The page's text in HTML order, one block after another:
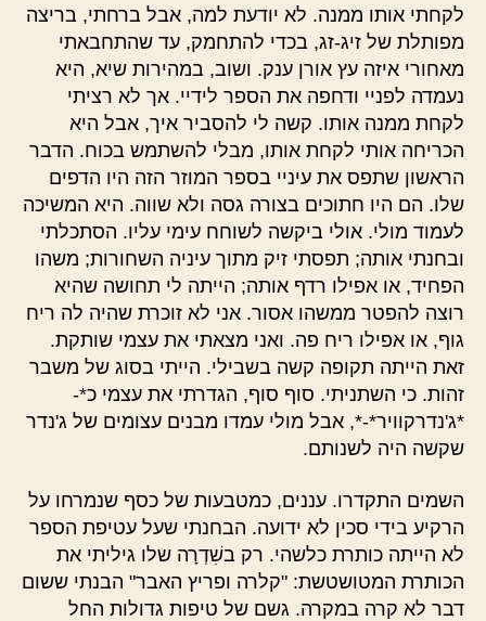
לקחתי אותו ממנה. לא יודעת למה, אבל ברחתי, בריצה
מפותלת של זיג-זג, בכדי להתחמק, עד שהתחבאתי
מאחורי איזה עץ אורן ענק. ושוב, במהירות שיא, היא
נעמדה לפניי ודחפה את הספר לידיי. אך לא רציתי
לקחת ממנה אותו. קשה לי להסביר איך, אבל היא
הכריחה אותי לקחת אותו, מבלי להשתמש בכוח. הדבר
הראשון שתפס את עיניי בספר המוזר הזה היו הדפים
שלו. הם היו חתוכים בצורה גסה ולא שווה. היא המשיכה
לעמוד מולי. אולי ביקשה לשוחח עימי עליו. הסתכלתי
ובחנתי אותה; תפסתי זיק מתוך עיניה השחורות; משהו
הפחיד, או אפילו רדף אותה; הייתה לי תחושה שהיא
רוצה להפטר ממשהו אסור. אני לא זוכרת שהיה לה ריח
גוף, או אפילו ריח פה. ואני מצאתי את עצמי שותקת.
זאת הייתה תקופה קשה בשבילי. הייתי בסוג של משבר
זהות. כי השתניתי. סוף סוף, הגדרתי את עצמי כ*-
*ג'נדרקוויר*-*, אבל מולי עמדו מבנים עצומים של ג'נדר
שקשה היה לשנותם.
השמים התקדרו. עננים, כמטבעות של כסף שנמרחו על
הרקיע בידי סכין לא ידועה. הבחנתי שעל עטיפת הספר
לא הייתה כותרת כלשהי. רק בשִׁדְרָה שלו גיליתי את
הכותרת המטושטשת: "קלרה ופריץ האבר" הבנתי ששום
דבר לא קרה במקרה. גשם של טיפות גדולות החל